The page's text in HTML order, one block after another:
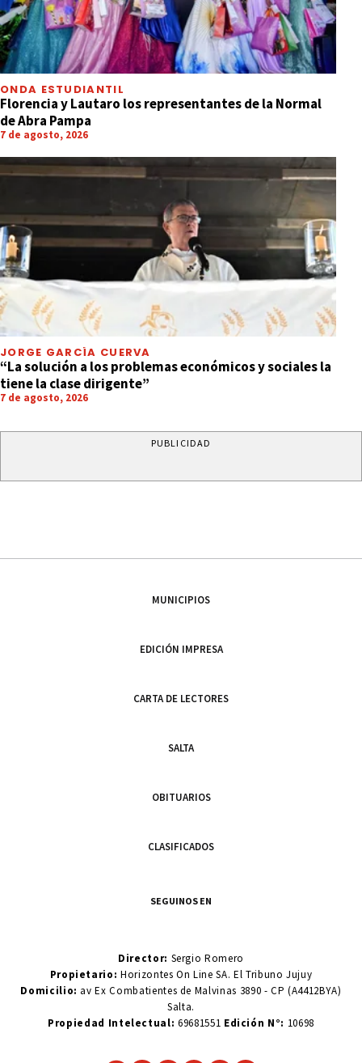
ONDA ESTUDIANTIL
Florencia y Lautaro los representantes de la Normal
de Abra Pampa
7 de agosto, 2026
JORGE GARCÍA CUERVA
“La solución a los problemas económicos y sociales la
tiene la clase dirigente”
7 de agosto, 2026
PUBLICIDAD
MUNICIPIOS
EDICIÓN IMPRESA
CARTA DE LECTORES
SALTA
OBITUARIOS
CLASIFICADOS
SEGUINOS EN
Director: Sergio Romero
Propietario:Horizontes On Line SA. El Tribuno Jujuy
Domicilio: av Ex Combatientes de Malvinas 3890 - CP (A4412BYA)
Salta.
Propiedad Intelectual: 69681551 Edición N°: 10698